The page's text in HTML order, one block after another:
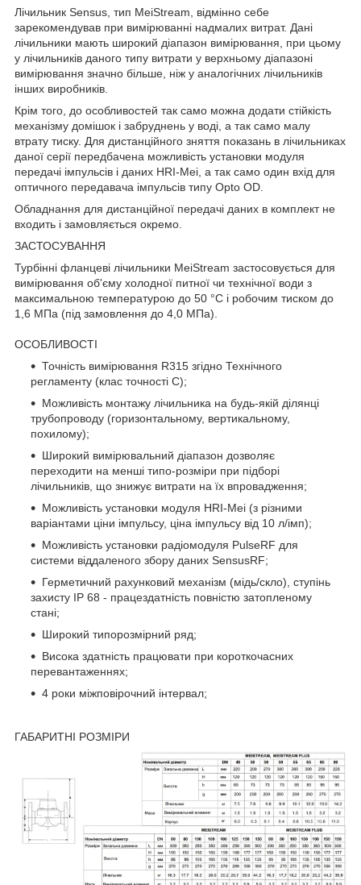
Лічильник Sensus, тип MeiStream, відмінно себе
зарекомендував при вимірюванні надмалих витрат. Дані
лічильники мають широкий діапазон вимірювання, при цьому
у лічильників даного типу витрати у верхньому діапазоні
вимірювання значно більше, ніж у аналогічних лічильників
інших виробників.
Крім того, до особливостей так само можна додати стійкість
механізму домішок і забруднень у воді, а так само малу
втрату тиску. Для дистанційного зняття показань в лічильниках
даної серії передбачена можливість установки модуля
передачі імпульсів і даних HRI-Mei, а так само один вхід для
оптичного передавача імпульсів типу Opto OD.
Обладнання для дистанційної передачі даних в комплект не
входить і замовляється окремо.
ЗАСТОСУВАННЯ
Турбінні фланцеві лічильники MeiStream застосовується для
вимірювання об'єму холодної питної чи технічної води з
максимальною температурою до 50 °С і робочим тиском до
1,6 МПа (під замовлення до 4,0 МПа).
ОСОБЛИВОСТІ
Точність вимірювання R315 згідно Технічного
регламенту (клас точності С);
Можливість монтажу лічильника на будь-якій ділянці
трубопроводу (горизонтальному, вертикальному,
похилому);
Широкий вимірювальний діапазон дозволяє
переходити на менші типо-розміри при підборі
лічильників, що знижує витрати на їх впровадження;
Можливість установки модуля HRI-Mei (з різними
варіантами ціни імпульсу, ціна імпульсу від 10 л/імп);
Можливість установки радіомодуля PulseRF для
системи віддаленого збору даних SensusRF;
Герметичний рахунковий механізм (мідь/скло), ступінь
захисту IP 68 - працездатність повністю затопленому
стані;
Широкий типорозмірний ряд;
Висока здатність працювати при короткочасних
перевантаженнях;
4 роки міжповірочний інтервал;
ГАБАРИТНІ РОЗМІРИ